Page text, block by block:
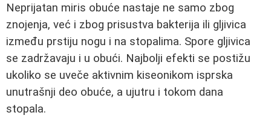
Neprijatan miris obuće nastaje ne samo zbog
znojenja, već i zbog prisustva bakterija ili gljivica
između prstiju nogu i na stopalima. Spore gljivica
se zadržavaju i u obući. Najbolji efekti se postižu
ukoliko se uveče aktivnim kiseonikom isprska
unutrašnji deo obuće, a ujutru i tokom dana
stopala.